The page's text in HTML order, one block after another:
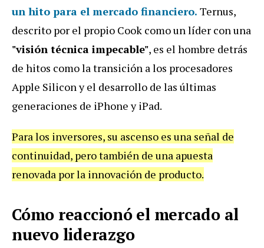
un hito para el mercado financiero. Ternus,
descrito por el propio Cook como un líder con una
"visión técnica impecable", es el hombre detrás
de hitos como la transición a los procesadores
Apple Silicon y el desarrollo de las últimas
generaciones de iPhone y iPad.
Para los inversores, su ascenso es una señal de
continuidad, pero también de una apuesta
renovada por la innovación de producto.
Cómo reaccionó el mercado al
nuevo liderazgo